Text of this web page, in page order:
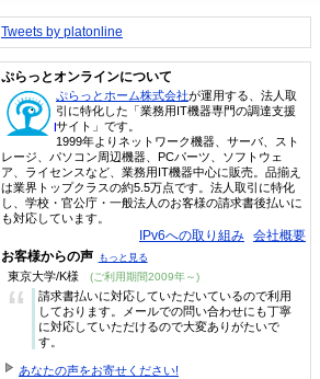
Tweets by platonline
ぷらっとオンラインについて
ぷらっとホーム株式会社が運用する、法人取
引に特化した「業務用IT機器専門の調達支援
サイト」です。
1999年よりネットワーク機器、サーバ、スト
レージ、パソコン周辺機器、PCパーツ、ソフトウェ
ア、ライセンスなど、業務用IT機器中心に販売。品揃え
は業界トップクラスの約5.5万点です。法人取引に特化
し、学校・官公庁・一般法人のお客様の請求書後払いに
も対応しています。
IPv6への取り組み 会社概要
お客様からの声 もっと見る
東京大学/K様 (ご利用期間2009年～)
“
請求書払いに対応していただいているので利用
しております。メールでの問い合わせにも丁寧
に対応していただけるので大変ありがたいで
す。
あなたの声をお寄せください!